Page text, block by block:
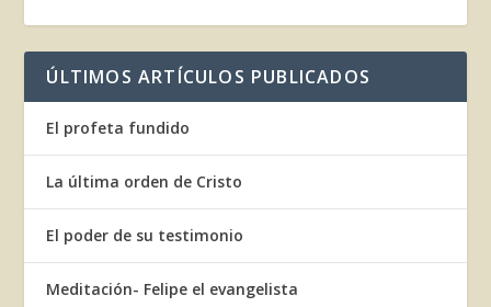
ÚLTIMOS ARTÍCULOS PUBLICADOS
El profeta fundido
La última orden de Cristo
El poder de su testimonio
Meditación- Felipe el evangelista